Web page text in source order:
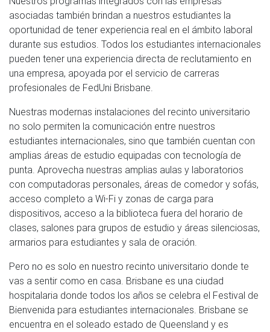
asociadas también brindan a nuestros estudiantes la
oportunidad de tener experiencia real en el ámbito laboral
durante sus estudios. Todos los estudiantes internacionales
pueden tener una experiencia directa de reclutamiento en
una empresa, apoyada por el servicio de carreras
profesionales de FedUni Brisbane.
Nuestras modernas instalaciones del recinto universitario
no solo permiten la comunicación entre nuestros
estudiantes internacionales, sino que también cuentan con
amplias áreas de estudio equipadas con tecnología de
punta. Aprovecha nuestras amplias aulas y laboratorios
con computadoras personales, áreas de comedor y sofás,
acceso completo a Wi-Fi y zonas de carga para
dispositivos, acceso a la biblioteca fuera del horario de
clases, salones para grupos de estudio y áreas silenciosas,
armarios para estudiantes y sala de oración.
Pero no es solo en nuestro recinto universitario donde te
vas a sentir como en casa. Brisbane es una ciudad
hospitalaria donde todos los años se celebra el Festival de
Bienvenida para estudiantes internacionales. Brisbane se
encuentra en el soleado estado de Queensland y es